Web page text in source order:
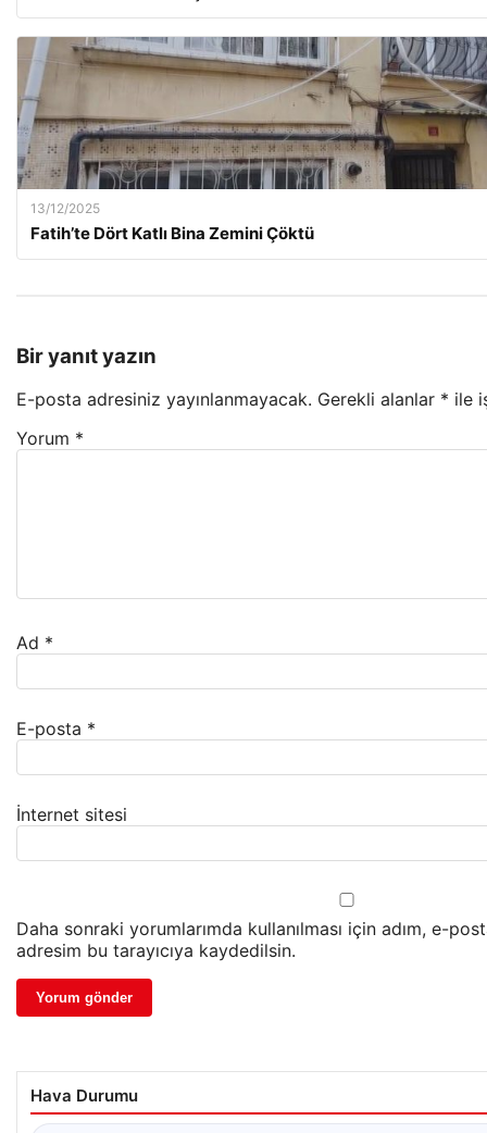
13/12/2025
Fatih’te Dört Katlı Bina Zemini Çöktü
Bir yanıt yazın
E-posta adresiniz yayınlanmayacak. Gerekli alanlar * ile
Yorum *
Ad *
E-posta *
İnternet sitesi
Daha sonraki yorumlarımda kullanılması için adım, e-
adresim bu tarayıcıya kaydedilsin.
Hava Durumu